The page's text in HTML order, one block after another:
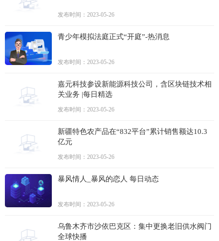
发布时间：2023-05-26
青少年模拟法庭正式“开庭”-热消息
发布时间：2023-05-26
嘉元科技参设新能源科技公司，含区块链技术相
关业务 |每日精选
发布时间：2023-05-26
新疆特色农产品在“832平台”累计销售额达10.3
亿元
发布时间：2023-05-26
暴风情人_暴风的恋人 每日动态
发布时间：2023-05-26
乌鲁木齐市沙依巴克区：集中更换老旧供水阀门
全球快播